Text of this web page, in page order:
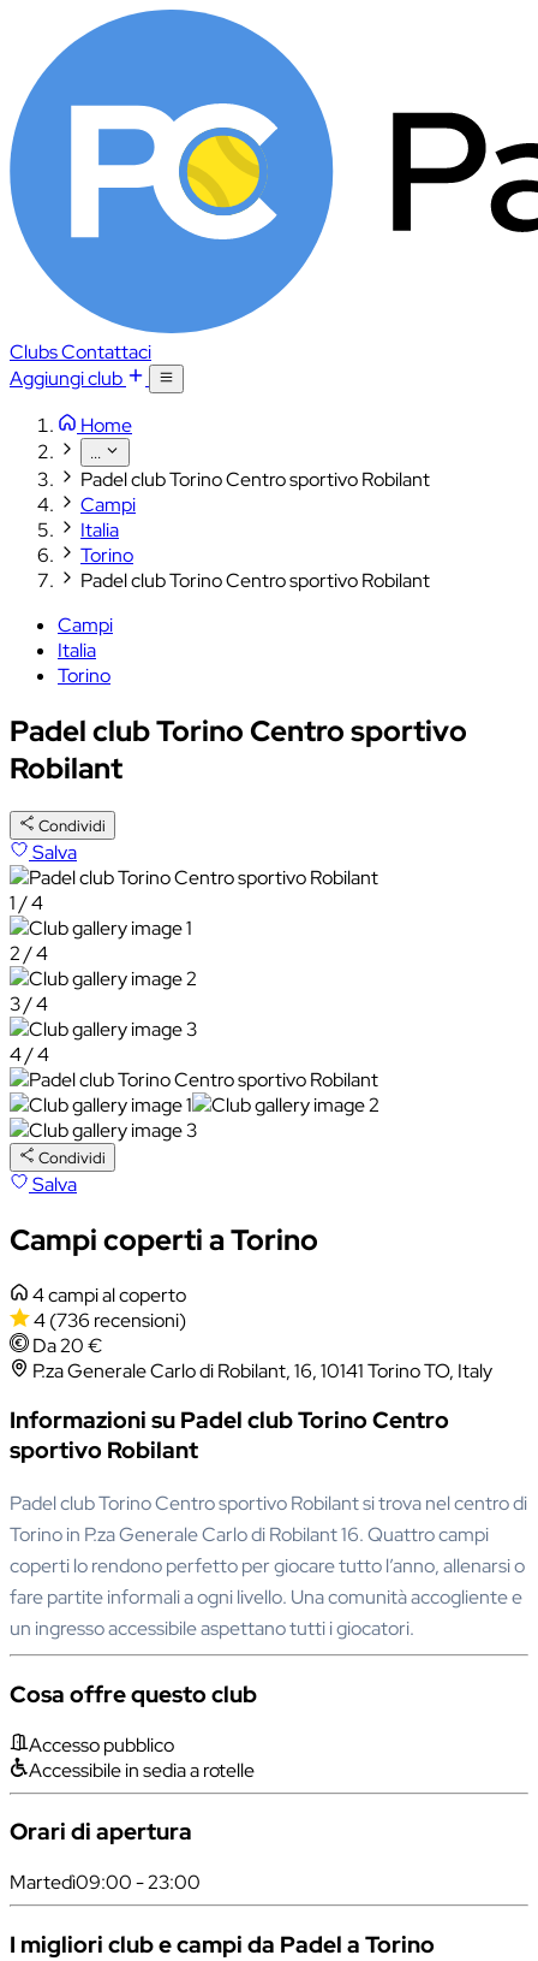
ClubsContattaci
Aggiungi club
Home
...
Padel club Torino Centro sportivo Robilant
Campi
Italia
Torino
Padel club Torino Centro sportivo Robilant
Campi
Italia
Torino
Padel club Torino Centro sportivo
Robilant
Condividi
Salva
1 / 4
2 / 4
3 / 4
4 / 4
Condividi
Salva
Campi coperti a Torino
4 campi al coperto
4(736 recensioni)
Da 20 €
P.za Generale Carlo di Robilant, 16, 10141 Torino TO, Italy
Informazioni su Padel club Torino Centro
sportivo Robilant
Padel club Torino Centro sportivo Robilant si trova nel centro di
Torino in P.za Generale Carlo di Robilant 16. Quattro campi
coperti lo rendono perfetto per giocare tutto l’anno, allenarsi o
fare partite informali a ogni livello. Una comunità accogliente e
un ingresso accessibile aspettano tutti i giocatori.
Cosa offre questo club
Accesso pubblico
Accessibile in sedia a rotelle
Orari di apertura
Martedì09:00 - 23:00
I migliori club e campi da Padel a Torino